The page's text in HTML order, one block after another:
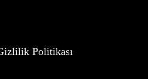
Politikası